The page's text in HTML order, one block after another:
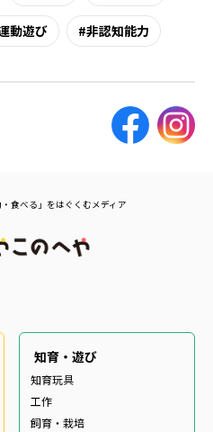
動遊び 非認知能力
食べる」をはぐくむメディア
知育・遊び
知育玩具
工作
飼育・栽培